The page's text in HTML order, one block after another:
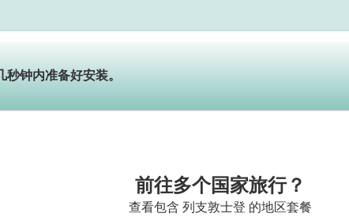
钟内准备好安装。
前往多个国家旅行？
查看包含 列支敦士登 的地区套餐